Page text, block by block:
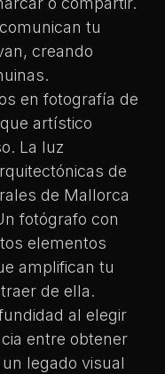
tu
creando
en fotografía de
artístico
La luz
de
de Mallorca
fotógrafo con
elementos
amplifican tu
de ella.
al elegir
entre obtener
legado visual